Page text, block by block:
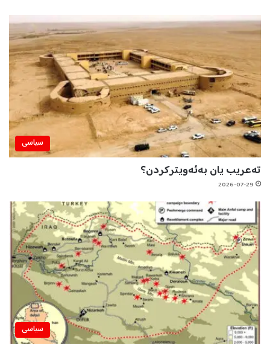
سیاسی
تەعریب یان بەئەویترکردن؟
2026-07-29
سیاسی